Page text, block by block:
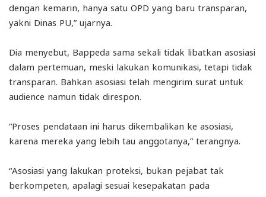
dengan kemarin, hanya satu OPD yang baru transparan,
yakni Dinas PU,” ujarnya.
Dia menyebut, Bappeda sama sekali tidak libatkan asosiasi
dalam pertemuan, meski lakukan komunikasi, tetapi tidak
transparan. Bahkan asosiasi telah mengirim surat untuk
audience namun tidak direspon.
“Proses pendataan ini harus dikembalikan ke asosiasi,
karena mereka yang lebih tau anggotanya,” terangnya.
“Asosiasi yang lakukan proteksi, bukan pejabat tak
berkompeten, apalagi sesuai kesepakatan pada